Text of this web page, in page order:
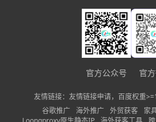
需求描述
官方公众号 官
友情链接：友情链接申请，百度权重
谷歌推广
海外推广 外贸获客 家